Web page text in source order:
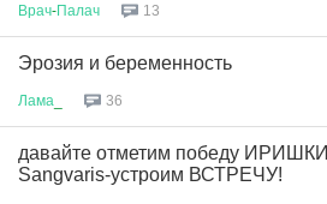
Врач-Палач 13
Эрозия и беременность
Лама 36
давайте отметим победу ИРИШКИ
Sangvaris-устроим ВСТРЕЧУ!